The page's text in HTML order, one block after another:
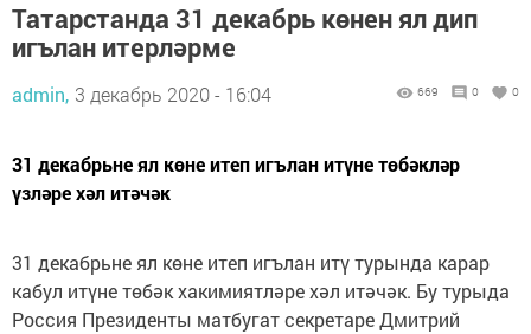
Татарстанда 31 декабрь көнен ял дип
игълан итерләрме
admin, 3 декабрь 2020 - 16:04 669 0 0
31 декабрьне ял көне итеп игълан итүне төбәкләр
үзләре хәл итәчәк
31 декабрьне ял көне итеп игълан итү турында карар
кабул итүне төбәк хакимиятләре хәл итәчәк. Бу турыда
Россия Президенты матбугат секретаре Дмитрий